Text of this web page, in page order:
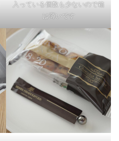
入っている個数も少ないので箱
は薄いです